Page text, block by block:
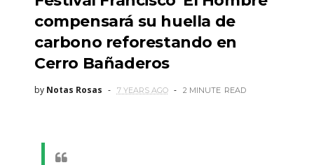
compensará su huella de
carbono reforestando en
Cerro Bañaderos
by Notas Rosas 7 YEARS AGO 2 MINUTE READ